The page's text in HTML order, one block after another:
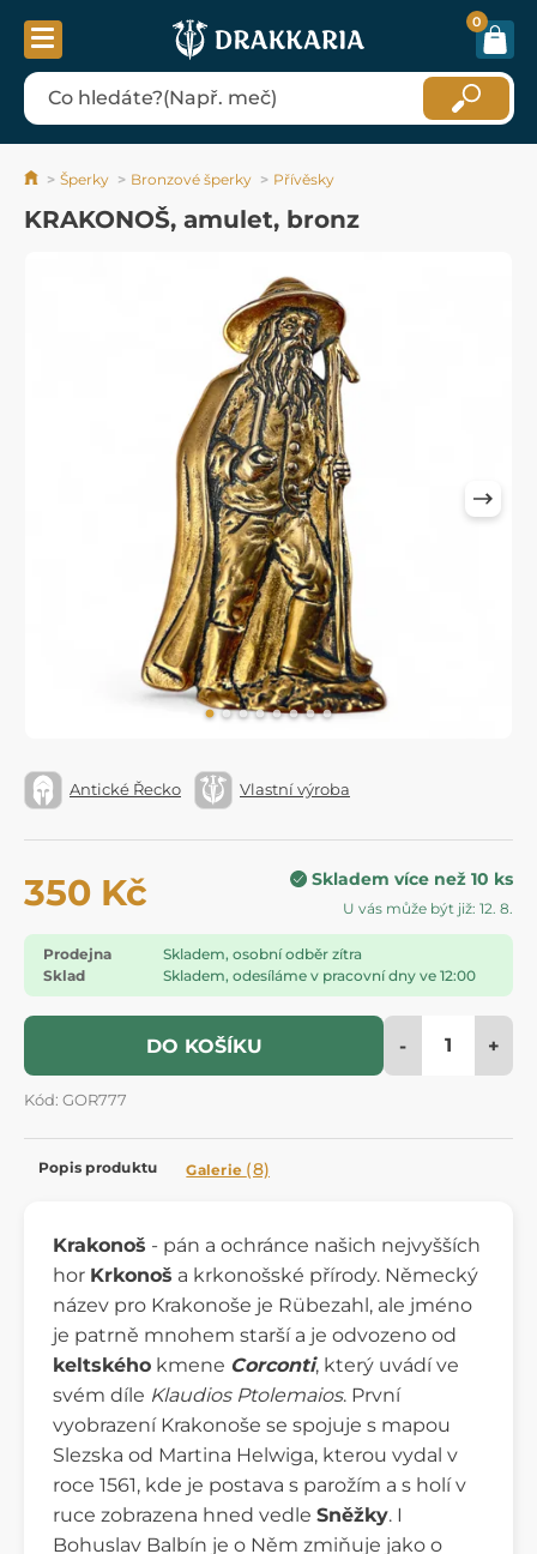
0
Šperky Bronzové šperky Přívěsky
KRAKONOŠ, amulet, bronz
Antické Řecko Vlastní výroba
350 Kč Skladem více než 10 ks
U vás může být již: 12. 8.
Prodejna
Skladem, osobní odběr zítra
Sklad
Skladem, odesíláme v pracovní dny ve 12:00
DO KOŠÍKU - +
Kód: GOR777
Popis produktu Galerie (8)
Krakonoš - pán a ochránce našich nejvyšších
hor Krkonoš a krkonošské přírody. Německý
název pro Krakonoše je Rübezahl, ale jméno
je patrně mnohem starší a je odvozeno od
keltského kmene Corconti, který uvádí ve
svém díle Klaudios Ptolemaios. První
vyobrazení Krakonoše se spojuje s mapou
Slezska od Martina Helwiga, kterou vydal v
roce 1561, kde je postava s parožím a s holí v
ruce zobrazena hned vedle Sněžky. I
Bohuslav Balbín je o Něm zmiňuje jako o